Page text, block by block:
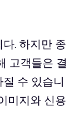
. 하지만 종
고객들은 결
수 있습니
미지와 신용